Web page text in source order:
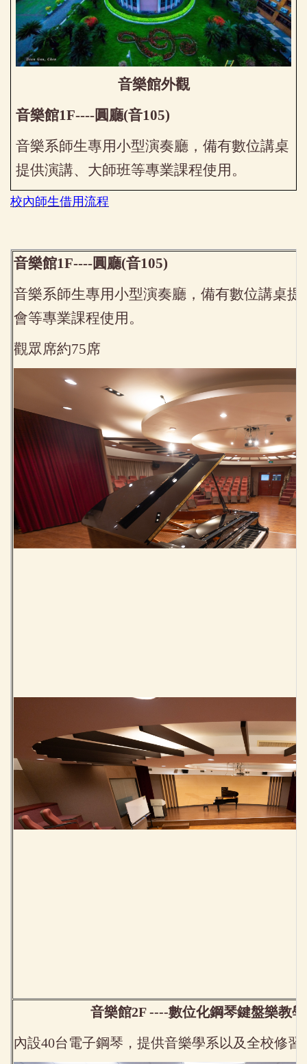
音樂館外觀
音樂館1F----圓廳(音105)
音樂系師生專用小型演奏廳，備有數位講桌
提供演講、大師班等專業課程使用。
校內師生借用流程
音樂館1F----圓廳(音105)
音樂系師生專用小型演奏廳，備有數位講桌
會等專業課程使用。
觀眾席約75席
音樂館2F ----數位化鋼琴鍵盤樂教
內設40台電子鋼琴，提供音樂學系以及全校修